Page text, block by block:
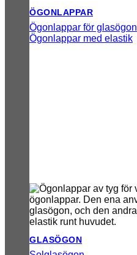
ÖGONLAPPAR
Ögonlappar för glasögon
Ögonlappar med elastik
GLASÖGON